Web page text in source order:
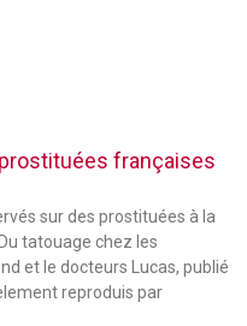
françaises
sur des prostituées à la
tatouage chez les
et le docteurs Lucas, publié
reproduis par